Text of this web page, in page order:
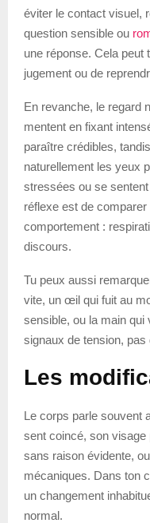
éviter le contact visuel,
question sensible ou
une réponse. Cela peut
jugement ou de
En revanche, le regard
mentent en fixant
paraître crédibles,
naturellement les yeux
stressées ou se
réflexe est de
comportement :
discours.
Tu peux aussi
vite, un œil qui fuit au
sensible, ou la main qui
signaux de tension,
Les
Le corps parle souvent
sent coincé, son visage
sans raison évidente,
mécaniques. Dans ton
un changement
normal.